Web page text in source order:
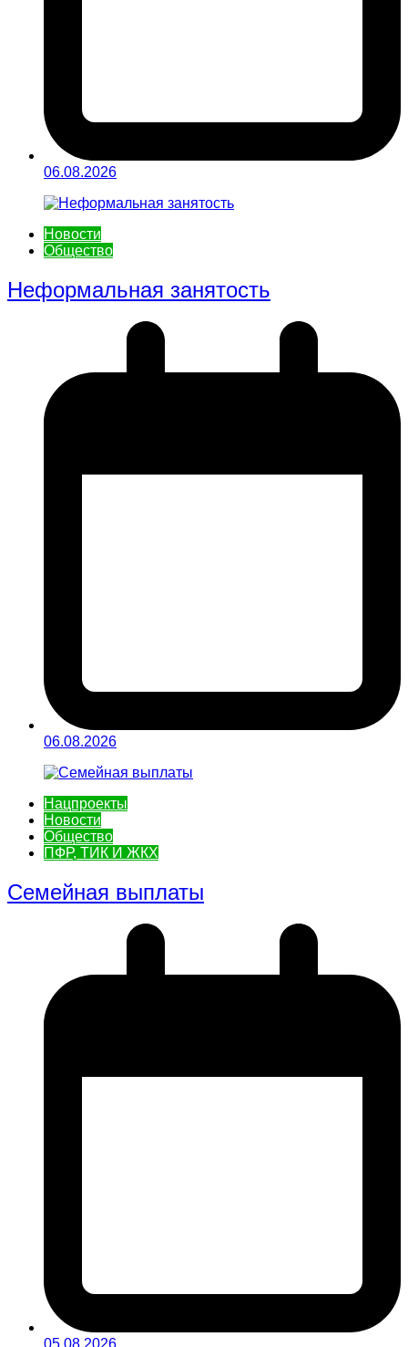
06.08.2026
Новости
Общество
Неформальная занятость
06.08.2026
Нацпроекты
Новости
Общество
ПФР, ТИК И ЖКХ
Семейная выплаты
05.08.2026